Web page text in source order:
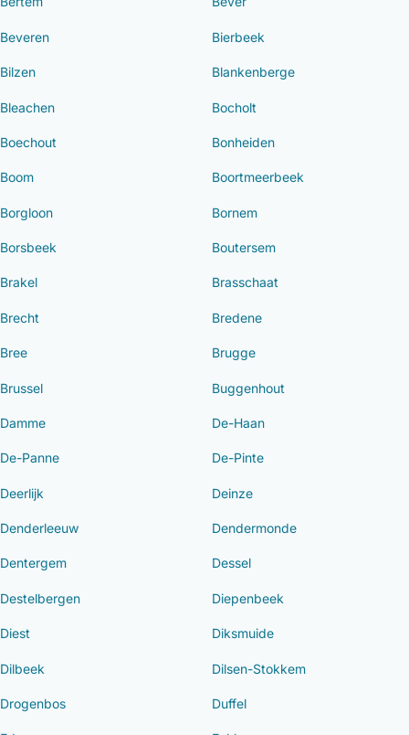
Beveren Bierbeek
Bilzen Blankenberge
Bleachen Bocholt
Boechout Bonheiden
Boom Boortmeerbeek
Borgloon Bornem
Borsbeek Boutersem
Brakel Brasschaat
Brecht Bredene
Bree Brugge
Brussel Buggenhout
Damme De-Haan
De-Panne De-Pinte
Deerlijk Deinze
Denderleeuw Dendermonde
Dentergem Dessel
Destelbergen Diepenbeek
Diest Diksmuide
Dilbeek Dilsen-Stokkem
Drogenbos Duffel